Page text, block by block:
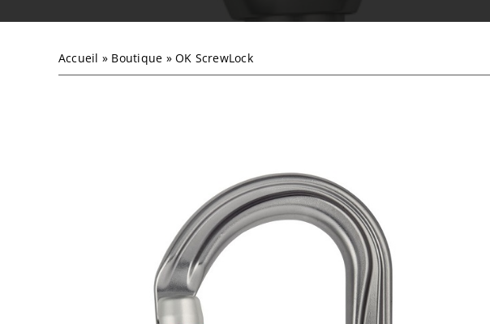
Accueil » Boutique »OK ScrewLock